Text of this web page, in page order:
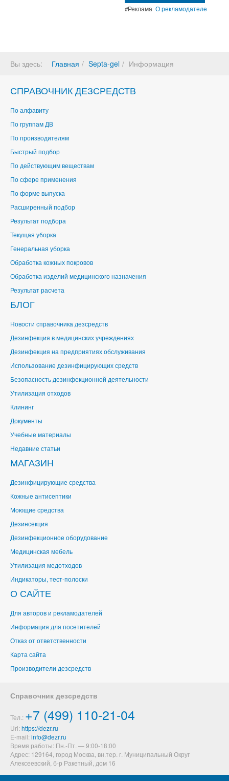
#Реклама О рекламодателе
Вы здесь: Главная Septa-gel Информация
СПРАВОЧНИК ДЕЗСРЕДСТВ
По алфавиту
По группам ДВ
По производителям
Быстрый подбор
По действующим веществам
По сфере применения
По форме выпуска
Расширенный подбор
Результат подбора
Текущая уборка
Генеральная уборка
Обработка кожных покровов
Обработка изделий медицинского назначения
Результат расчета
БЛОГ
Новости справочника дезсредств
Дезинфекция в медицинских учреждениях
Дезинфекция на предприятиях обслуживания
Использование дезинфицирующих средств
Безопасность дезинфекционной деятельности
Утилизация отходов
Клининг
Документы
Учебные материалы
Недавние статьи
МАГАЗИН
Дезинфицирующие средства
Кожные антисептики
Моющие средства
Дезинсекция
Дезинфекционное оборудование
Медицинская мебель
Утилизация медотходов
Индикаторы, тест-полоски
О САЙТЕ
Для авторов и рекламодателей
Информация для посетителей
Отказ от ответственности
Карта сайта
Производители дезсредств
Справочник дезсредств
Тел.: +7 (499) 110-21-04
Url: https://dezr.ru
E-mail:
Время работы: Пн.-Пт. — 9:00-18:00
Адрес: 129164, город Москва, вн.тер. г. Муниципальный Округ
Алексеевский б-р Ракетный, дом 16